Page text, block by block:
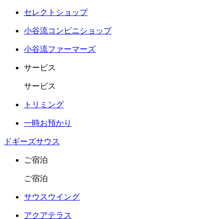
セレクトショップ
小谷流コンビニショップ
小谷流ファーマーズ
サービス
サービス
トリミング
一時お預かり
ドギーズサウス
ご宿泊
ご宿泊
サウスウイング
アクアテラス